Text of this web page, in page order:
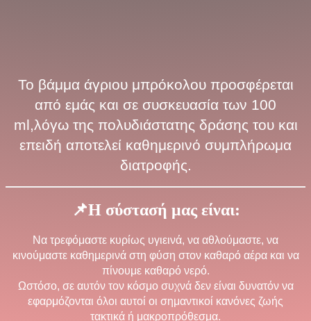
Το βάμμα άγριου μπρόκολου προσφέρεται
από εμάς και σε συσκευασία των 100
ml,λόγω της πολυδιάστατης δράσης του και
επειδή αποτελεί καθημερινό συμπλήρωμα
διατροφής.
📌Η σύστασή μας είναι:
Να τρεφόμαστε κυρίως υγιεινά, να αθλούμαστε, να
κινούμαστε καθημερινά στη φύση στον καθαρό αέρα και να
πίνουμε καθαρό νερό.
Ωστόσο, σε αυτόν τον κόσμο συχνά δεν είναι δυνατόν να
εφαρμόζονται όλοι αυτοί οι σημαντικοί κανόνες ζωής
τακτικά ή μακροπρόθεσμα.